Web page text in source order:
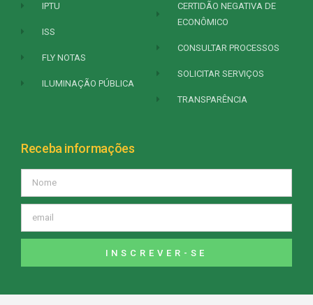
IPTU
ISS
FLY NOTAS
ILUMINAÇÃO PÚBLICA
CERTIDÃO NEGATIVA DE
ECONÔMICO
CONSULTAR PROCESSOS
SOLICITAR SERVIÇOS
TRANSPARÊNCIA
Receba informações
INSCREVER-SE